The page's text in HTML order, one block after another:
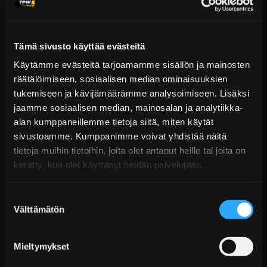
Tämä sivusto käyttää evästeitä
Käytämme evästeitä tarjoamamme sisällön ja mainosten
räätälöimiseen, sosiaalisen median ominaisuuksien
tukemiseen ja kävijämäärämme analysoimiseen. Lisäksi
jaamme sosiaalisen median, mainosalan ja analytiikka-
alan kumppaneillemme tietoja siitä, miten käytät
sivustoamme. Kumppanimme voivat yhdistää näitä
tietoja muihin tietoihin, joita olet antanut heille tai joita on
kerätty, kun olet käyttänyt heidän palvelujaan.
valinta
Välttämätön
Mieltymykset
terässeoksesta, joka on erityisesti optimoitu tarjoamaan
vetolujuuden ollessa jopa 220 000 psi. ARP 2000 -
materiaalia suositellaan usein moottoreille, joita
käytetään intensiivisissä lajeissa, kuten rata-ajoissa tai
kiihdytyskisoissa.
L19: Valmistettu "premium"-teräksestä, joka on saanut
lukuisia käsittelyjä, tarjoten huomattavasti enemmän
kestävyyttä kuin ARP 2000 (260 000 psi vetolujuus).
kiihdytyskisoissa. Toisin kuin ARP 2000 ja 8740, L19
varotoimenpiteitä käytössä.